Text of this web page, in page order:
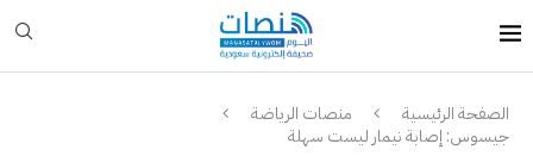
الصفحة الرئيسية
منصات الرياضة
جيسوس: إصابة نيمار ليست سهلة